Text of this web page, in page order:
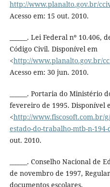
http://www.planalto.gov.br/
Acesso em: 15 out. 2010.
______. Lei Federal nº
Código Civil. Disponível em
<http://www.planalto.gov.br/
Acesso em: 30 jun. 2010.
______. Portaria do Ministério
fevereiro de 1995. Disponível
<http://www.fiscosoft.com.br/
estado-do-trabalho-mtb-n-194-
out. 2010.
______. Conselho Nacional de
de novembro de 1997,
documentos escolares.